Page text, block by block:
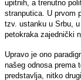
upitnih, a trenutno
stranputica. U prvom
tzv. ustanku u Srbu,
petokraka zajednički
Upravo je ono
našeg odnosa prema
predstavlja, nitko